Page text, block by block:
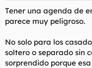
Tener una agenda de
parece muy peligroso.
No solo para los
soltero o separado sin
sorprendido porque